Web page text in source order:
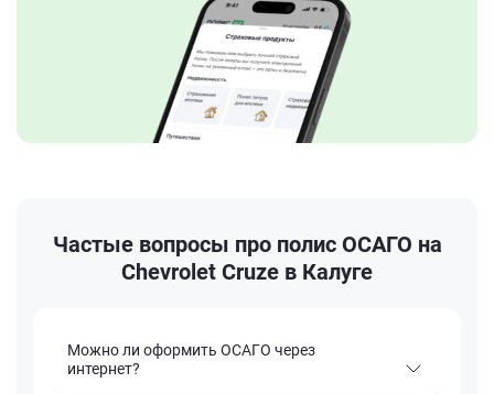
Частые вопросы про полис ОСАГО на
Chevrolet Cruze в Калуге
Можно ли оформить ОСАГО через
интернет?